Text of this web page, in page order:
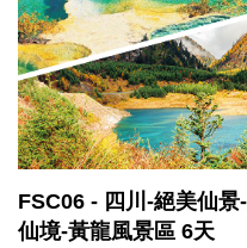
FSC06 - 四川-絕美仙
仙境-黃龍風景區 6天